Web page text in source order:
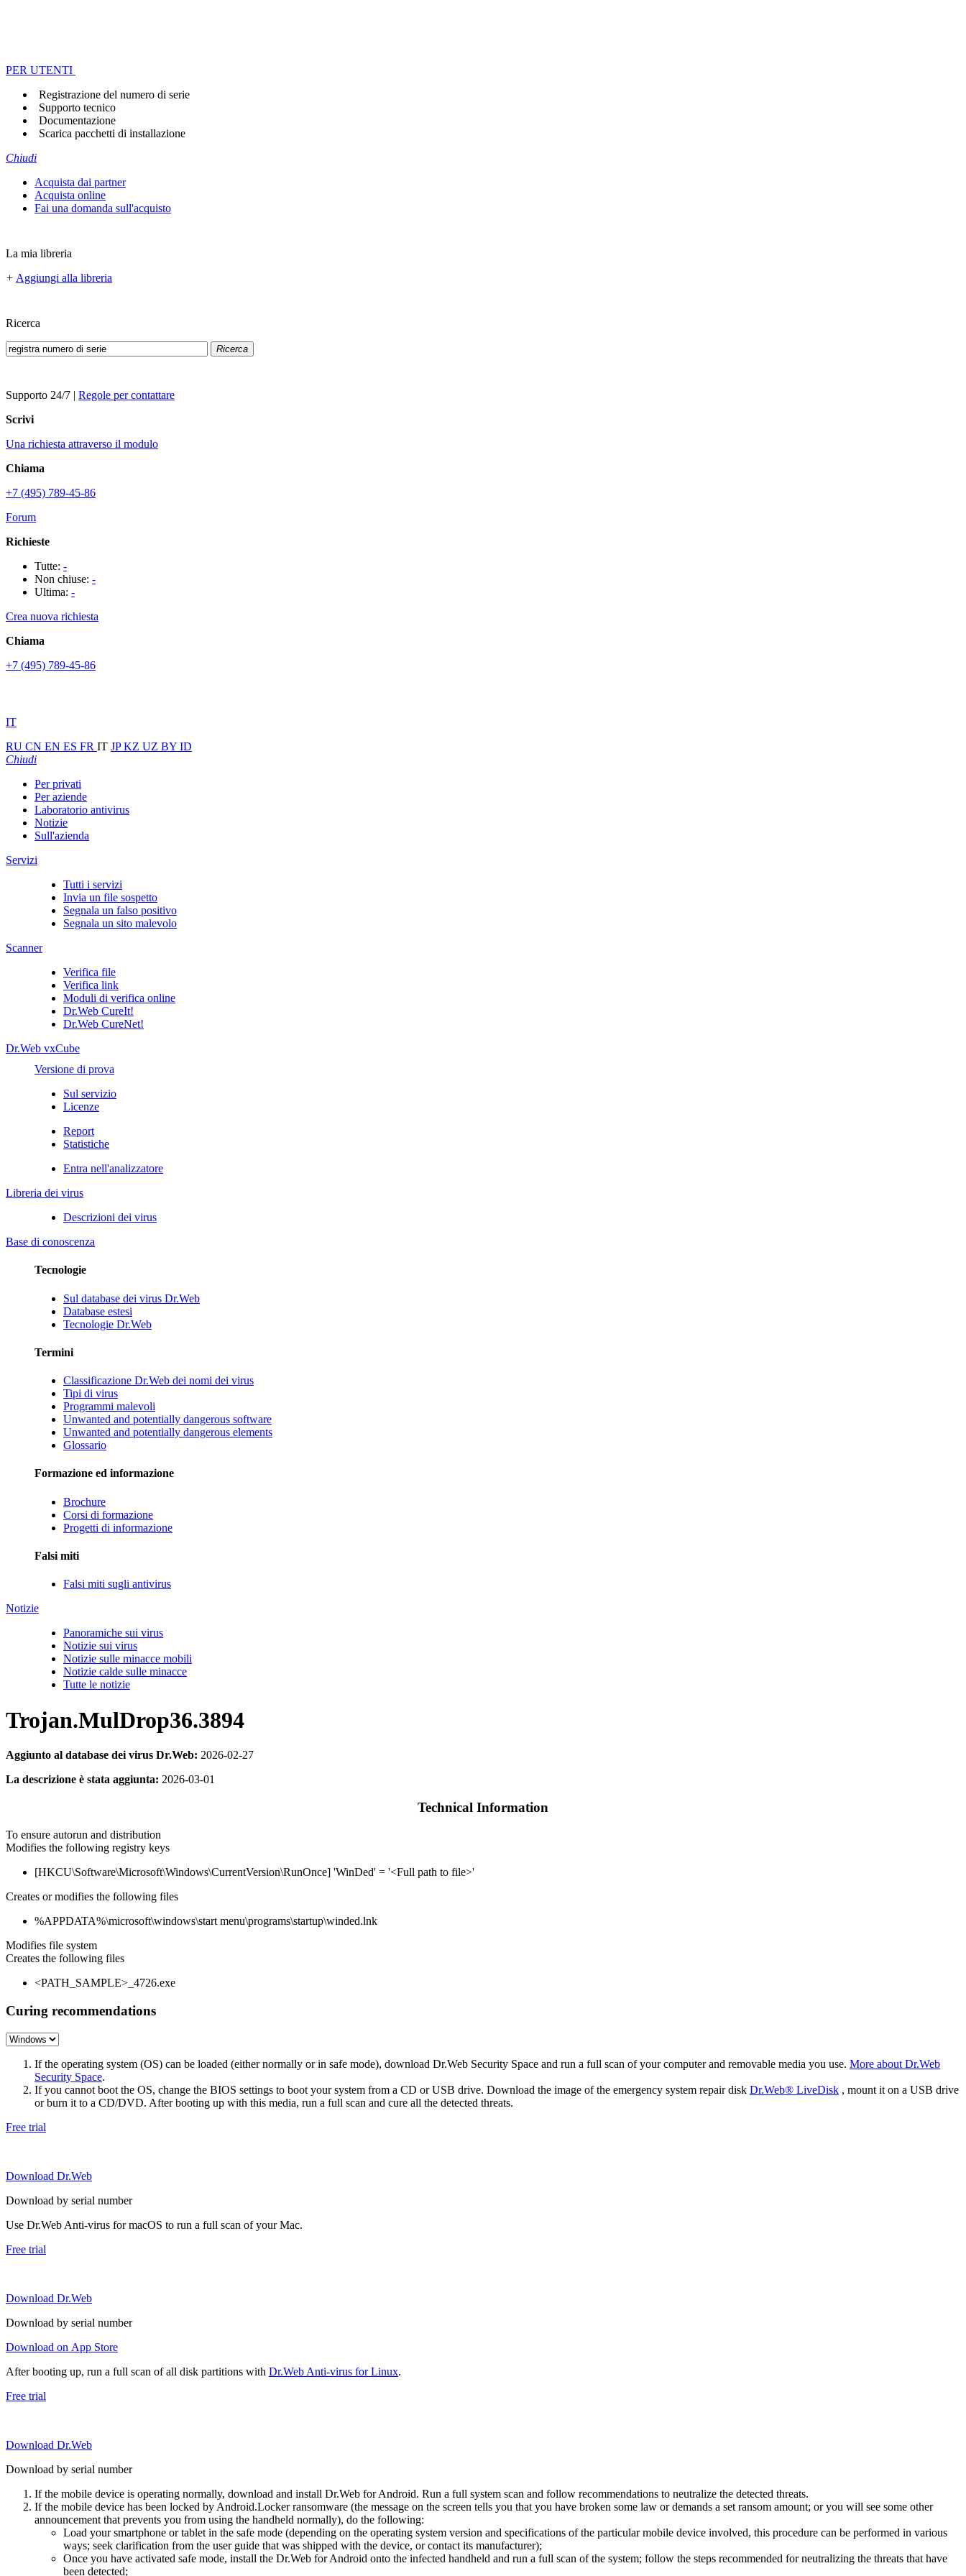
PER UTENTI
Registrazione del numero di serie
Supporto tecnico
Documentazione
Scarica pacchetti di installazione
Chiudi
Acquista dai partner
Acquista online
Fai una domanda sull'acquisto
La mia libreria
+ Aggiungi alla libreria
Ricerca
Ricerca
Supporto 24/7 | Regole per contattare
Scrivi
Una richiesta attraverso il modulo
Chiama
+7 (495) 789-45-86
Forum
Richieste
Tutte: -
Non chiuse: -
Ultima: -
Crea nuova richiesta
Chiama
+7 (495) 789-45-86
IT
RU CN EN ES FR IT JPKZ UZ BY ID
Chiudi
Per privati
Per aziende
Laboratorio antivirus
Notizie
Sull'azienda
Servizi
Tutti i servizi
Invia un file sospetto
Segnala un falso positivo
Segnala un sito malevolo
Scanner
Verifica file
Verifica link
Moduli di verifica online
Dr.Web CureIt!
Dr.Web CureNet!
Dr.Web vxCube
Versione di prova
Sul servizio
Licenze
Report
Statistiche
Entra nell'analizzatore
Libreria dei virus
Descrizioni dei virus
Base di conoscenza
Tecnologie
Sul database dei virus Dr.Web
Database estesi
Tecnologie Dr.Web
Termini
Classificazione Dr.Web dei nomi dei virus
Tipi di virus
Programmi malevoli
Unwanted and potentially dangerous software
Unwanted and potentially dangerous elements
Glossario
Formazione ed informazione
Brochure
Corsi di formazione
Progetti di informazione
Falsi miti
Falsi miti sugli antivirus
Notizie
Panoramiche sui virus
Notizie sui virus
Notizie sulle minacce mobili
Notizie calde sulle minacce
Tutte le notizie
Trojan.MulDrop36.3894
Aggiunto al database dei virus Dr.Web: 2026-02-27
La descrizione è stata aggiunta: 2026-03-01
Technical Information
To ensure autorun and distribution
Modifies the following registry keys
[HKCU\Software\Microsoft\Windows\CurrentVersion\RunOnce] 'WinDed' = '<Full path to file>'
Creates or modifies the following files
%APPDATA%\microsoft\windows\start menu\programs\startup\winded.lnk
Modifies file system
Creates the following files
<PATH_SAMPLE>_4726.exe
Curing recommendations
If the operating system (OS) can be loaded (either normally or in safe mode), download Dr.Web Security Space and run a full scan of your computer and removable media you use. More about Dr.Web
Security Space.
If you cannot boot the OS, change the BIOS settings to boot your system from a CD or USB drive. Download the image of the emergency system repair disk Dr.Web® LiveDisk , mount it on a USB drive
or burn it to a CD/DVD. After booting up with this media, run a full scan and cure all the detected threats.
Free trial
Download Dr.Web
Download by serial number
Use Dr.Web Anti-virus for macOS to run a full scan of your Mac.
Free trial
Download Dr.Web
Download by serial number
Download on App Store
After booting up, run a full scan of all disk partitions with Dr.Web Anti-virus for Linux.
Free trial
Download Dr.Web
Download by serial number
If the mobile device is operating normally, download and install Dr.Web for Android. Run a full system scan and follow recommendations to neutralize the detected threats.
If the mobile device has been locked by Android.Locker ransomware (the message on the screen tells you that you have broken some law or demands a set ransom amount; or you will see some other
announcement that prevents you from using the handheld normally), do the following:
Load your smartphone or tablet in the safe mode (depending on the operating system version and specifications of the particular mobile device involved, this procedure can be performed in various
ways; seek clarification from the user guide that was shipped with the device, or contact its manufacturer);
Once you have activated safe mode, install the Dr.Web for Android onto the infected handheld and run a full scan of the system; follow the steps recommended for neutralizing the threats that have
been detected;